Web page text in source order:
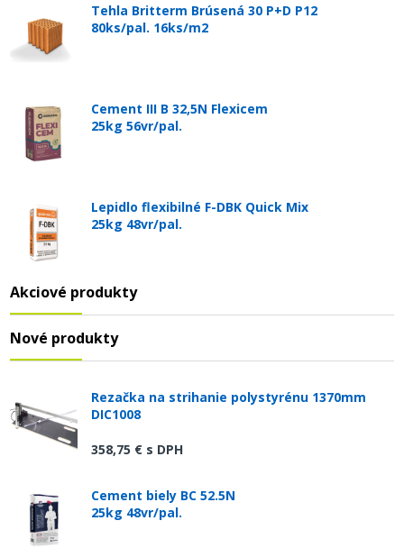
Tehla Britterm Brúsená 30 P+D P12
80ks/pal. 16ks/m2
Cement III B 32,5N Flexicem
25kg 56vr/pal.
Lepidlo flexibilné F-DBK Quick Mix
25kg 48vr/pal.
Akciové produkty
Nové produkty
Rezačka na strihanie polystyrénu 1370mm
DIC1008
358,75 € s DPH
Cement biely BC 52.5N
25kg 48vr/pal.